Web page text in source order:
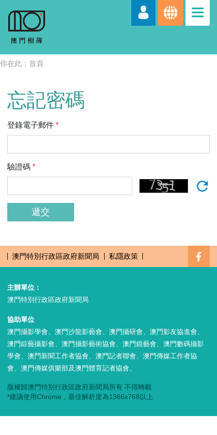
你在此： 首頁
忘記密碼
登錄電子郵件 *
驗證碼 *
遞交
澳門特別行政區政府新聞局 私隱政策
主辦單位：
澳門特別行政區政府新聞局
協助單位
澳門攝影學會、澳門沙龍影藝會、澳門攝研會、澳門影友協進會、
澳門綜藝攝影會、澳門攝影藝術協會、澳門鏡藝會、澳門數碼攝影
學會、澳門新聞工作者協會、澳門記者聯會、澳門傳媒工作者協
會、澳門傳媒俱樂部及澳門體育記者協會。
版權歸澳門特別行政區政府新聞局所有 不得轉載
*建議使用Chrome， 最佳解析度為1366x768以上